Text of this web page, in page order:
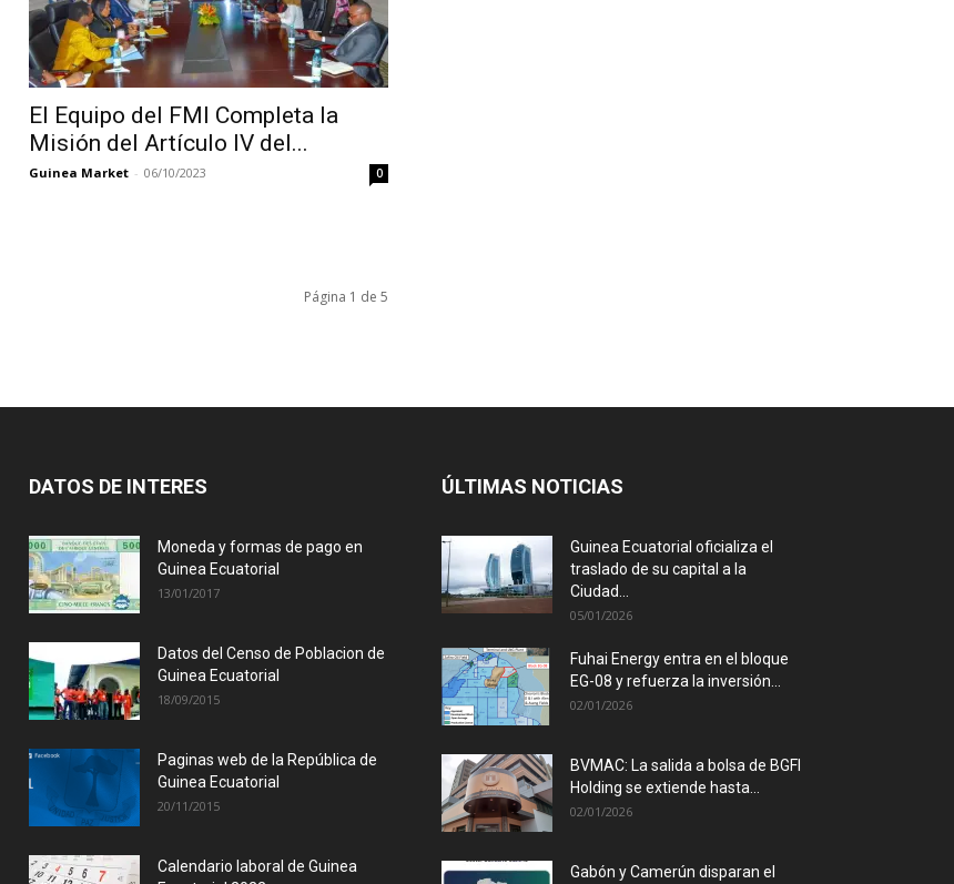
El Equipo del FMI Completa la
Misión del Artículo IV del...
Guinea Market - 06/10/2023 0
Página 1 de 5
DATOS DE INTERES
Moneda y formas de pago en
Guinea Ecuatorial
13/01/2017
Datos del Censo de Poblacion de
Guinea Ecuatorial
18/09/2015
Paginas web de la República de
Guinea Ecuatorial
20/11/2015
Calendario laboral de Guinea
ÚLTIMAS NOTICIAS
Guinea Ecuatorial oficializa el
traslado de su capital a la
Ciudad...
05/01/2026
Fuhai Energy entra en el bloque
EG-08 y refuerza la inversión...
02/01/2026
BVMAC: La salida a bolsa de BGFI
Holding se extiende hasta...
02/01/2026
Gabón y Camerún disparan el